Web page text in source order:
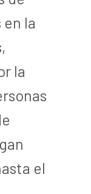
la
la
el